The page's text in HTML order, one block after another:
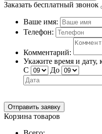
Заказать бесплатный звонок
Ваше имя:
Телефон:
Комментарий:
Укажите время и дату,
С
До
Отправить заявку
Корзина товаров